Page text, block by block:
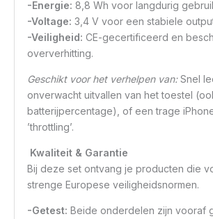
-Energie: 8,8 Wh voor langdurig
-Voltage: 3,4 V voor een stabiele
-Veiligheid: CE-gecertificeerd en
oververhitting.
Geschikt voor het verhelpen van:Snel
onverwacht uitvallen van het toestel
batterijpercentage), of een trage
’throttling’.
Kwaliteit & Garantie
Bij deze set ontvang je producten die
strenge Europese veiligheidsnormen.
-Getest: Beide onderdelen zijn vooraf